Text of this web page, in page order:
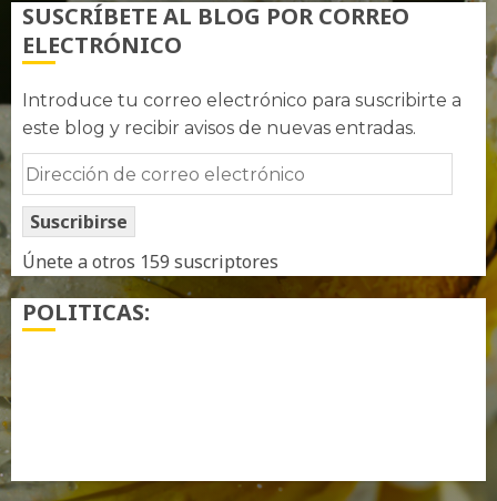
SUSCRÍBETE AL BLOG POR CORREO
ELECTRÓNICO
Introduce tu correo electrónico para suscribirte a
este blog y recibir avisos de nuevas entradas.
Dirección
de
correo
electrónico
Suscribirse
Únete a otros 159 suscriptores
POLITICAS: